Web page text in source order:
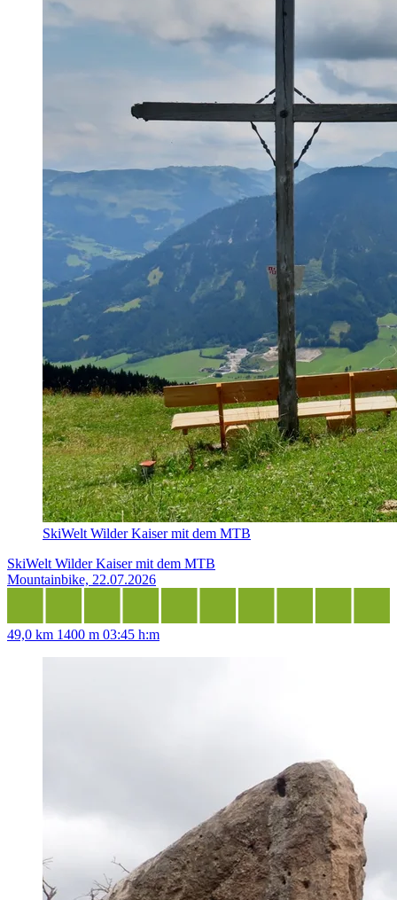
SkiWelt Wilder Kaiser mit dem MTB
SkiWelt Wilder Kaiser mit dem MTB
Mountainbike, 22.07.2026
49,0 km 1400 m 03:45 h:m